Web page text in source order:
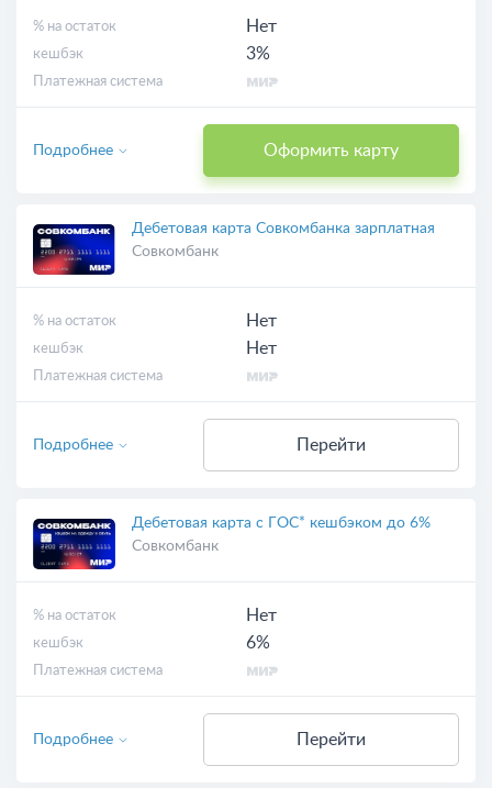
% на остаток Нет
кешбэк 3%
Платежная система
Оформить карту
Подробнее
Дебетовая карта Совкомбанка зарплатная
Совкомбанк
% на остаток Нет
кешбэк Нет
Платежная система
Перейти
Подробнее
Дебетовая карта с ГОС* кешбэком до 6%
Совкомбанк
% на остаток Нет
кешбэк 6%
Платежная система
Перейти
Подробнее